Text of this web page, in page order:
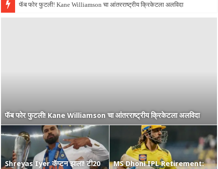
Shreyas Iyer कॅप्टन झाला! टी20 ची पुन्हा मुंबईकराच्या खांद्यावर, एशियन गेम्स…
फॅब फोर फुटली! Kane Williamson चा आंतरराष्ट्रीय क्रिकेटला अलविदा
Shreyas Iyer कॅप्टन झाला! टी20
MS Dhoni IPL Retirement:
मेहनत आणि CSK चा विश्वास…
वंडर बॉय Vaibhav Suryavanshi